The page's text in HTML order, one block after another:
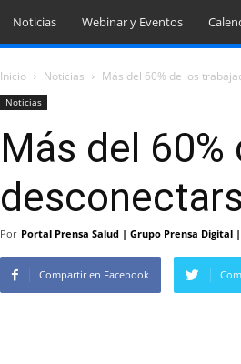
Noticias Webinar y Eventos
Inicio Noticias Más del 60% de los
Noticias
Más del
Por Portal Prensa Salud | Grupo Prensa Digital
Compartir en Facebook